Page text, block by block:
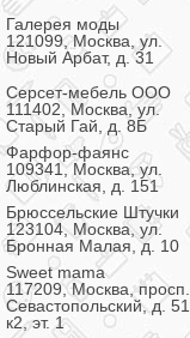
Галерея моды
121099, Москва, ул.
Новый Арбат, д. 31
Серсет-мебель ООО
111402, Москва, ул.
Старый Гай, д. 8Б
Фарфор-фаянс
109341, Москва, ул.
Люблинская, д. 151
Брюссельские Штучки
123104, Москва, ул.
Бронная Малая, д. 10
Sweet mama
117209, Москва, просп.
Севастопольский, д. 51
к2, эт. 1